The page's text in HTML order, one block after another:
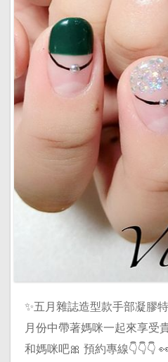
✨五月雜誌造型款手部凝膠
月份中帶著媽咪一起來享受
和媽咪吧🎀 預約專線👇👇👇